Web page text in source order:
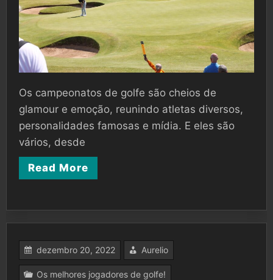
Os campeonatos de golfe são cheios de
glamour e emoção, reunindo atletas diversos,
personalidades famosas e mídia. E eles são
vários, desde
Read More
dezembro 20, 2022 Aurelio
Os melhores jogadores de golfe!